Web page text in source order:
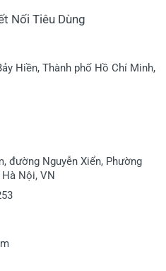
Nối Tiêu Dùng
Hiền, Thành phố Hồ Chí Minh,
đường Nguyễn Xiển, Phường
Nội, VN